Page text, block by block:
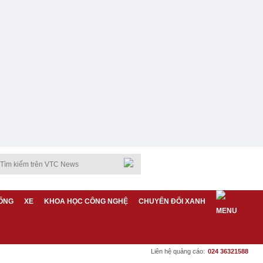
XE KHOA HỌC CÔNG NGHỆ CHUYỂN ĐỔI XANH
Liên hệ quảng cáo: 024 36321588